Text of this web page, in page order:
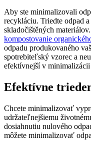
Aby ste minimalizovali
recykláciu. Triedte odpad
skladočištěných
kompostovanie
odpadu produkovaného
spotrebiteľský vzorec a
efektívnejší v
Efektívne
Chcete minimalizovať
udržateľnejšiemu
dosiahnutiu nulového
môžete minimalizovať